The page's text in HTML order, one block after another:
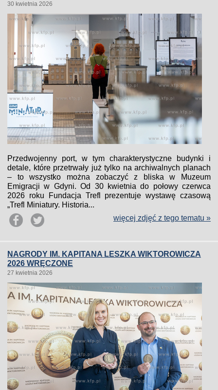
30 kwietnia 2026
Przedwojenny port, w tym charakterystyczne budynki i
detale, które przetrwały już tylko na archiwalnych planach
– to wszystko można zobaczyć z bliska w Muzeum
Emigracji w Gdyni. Od 30 kwietnia do połowy czerwca
2026 roku Fundacja Trefl prezentuje wystawę czasową
„Trefl Miniatury. Historia...
więcej zdjęć z tego tematu »
NAGRODY IM. KAPITANA LESZKA WIKTOROWICZA
2026 WRĘCZONE
27 kwietnia 2026